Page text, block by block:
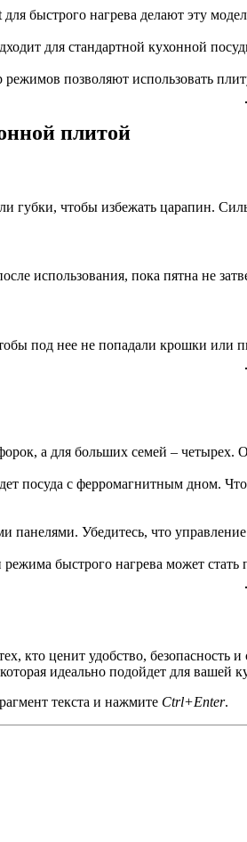
быстрого нагрева делают эту
для стандартной кухонной
позволяют использовать
плитой
губки, чтобы избежать царапин.
использования, пока пятна не
под нее не попадали крошки или
а для больших семей –
посуда с ферромагнитным дном.
Убедитесь, что
быстрого нагрева может
кто ценит удобство,
идеально подойдет для вашей
текста и нажмите Ctrl+Enter.